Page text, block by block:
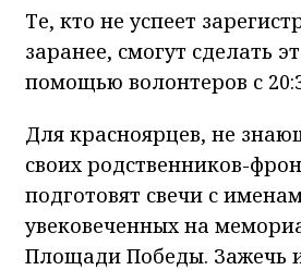
Те, кто не успеет
заранее, смогут сделать
помощью волонтеров с
Для красноярцев, не
своих родственников-
подготовят свечи с
увековеченных на
Площади Победы. Зажечь